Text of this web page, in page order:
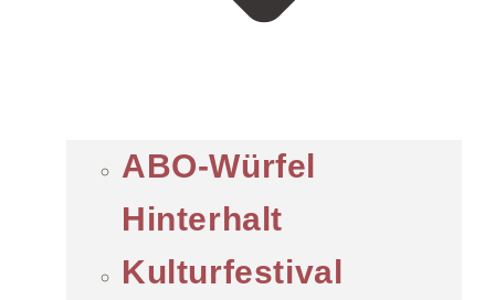
ABO-Würfel
Hinterhalt
Kulturfestival